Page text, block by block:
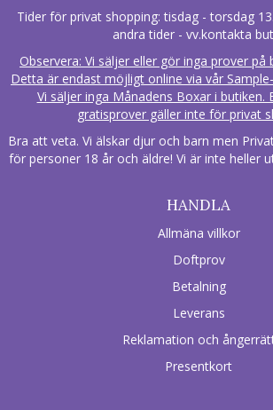
Tider för privat shopping: tisdag - torsdag
andra tider - vv.kontakta
Observera: Vi säljer eller gör inga prover på
Detta är endast möjligt online via vår
Vi säljer inga Månadens Boxar i butiken.
gratisprover gäller inte för privat
Bra att veta. Vi älskar djur och barn men
för personer 18 år och äldre! Vi är inte heller
HANDLA
Allmäna villkor
Doftprov
Betalning
Leverans
Reklamation och
Presentkort